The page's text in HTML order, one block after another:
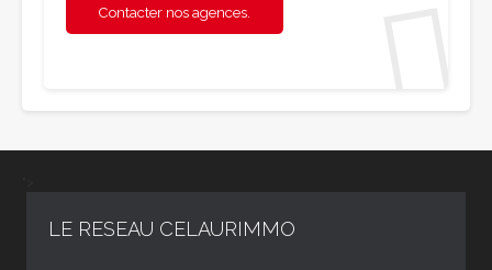
Contacter nos agences.
LE RESEAU CELAURIMMO